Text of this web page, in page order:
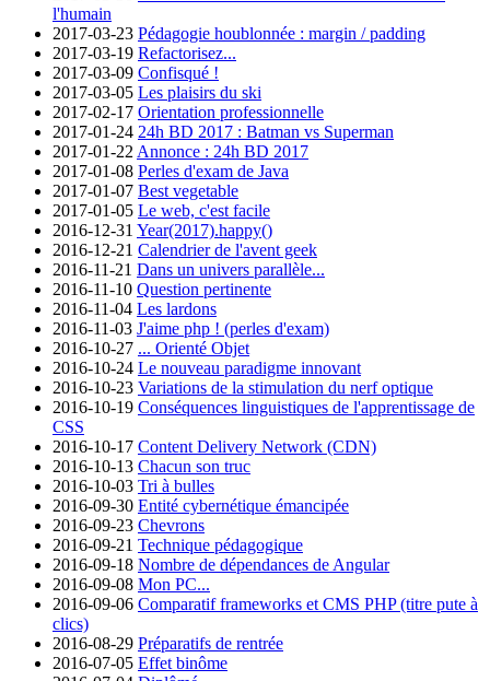
l'humain
2017-03-23 Pédagogie houblonnée : margin / padding
2017-03-19 Refactorisez...
2017-03-09 Confisqué !
2017-03-05 Les plaisirs du ski
2017-02-17 Orientation professionnelle
2017-01-24 24h BD 2017 : Batman vs Superman
2017-01-22 Annonce : 24h BD 2017
2017-01-08 Perles d'exam de Java
2017-01-07 Best vegetable
2017-01-05 Le web, c'est facile
2016-12-31 Year(2017).happy()
2016-12-21 Calendrier de l'avent geek
2016-11-21 Dans un univers parallèle...
2016-11-10 Question pertinente
2016-11-04 Les lardons
2016-11-03 J'aime php ! (perles d'exam)
2016-10-27 ... Orienté Objet
2016-10-24 Le nouveau paradigme innovant
2016-10-23 Variations de la stimulation du nerf optique
2016-10-19 Conséquences linguistiques de l'apprentissage de
CSS
2016-10-17 Content Delivery Network (CDN)
2016-10-13 Chacun son truc
2016-10-03 Tri à bulles
2016-09-30 Entité cybernétique émancipée
2016-09-23 Chevrons
2016-09-21 Technique pédagogique
2016-09-18 Nombre de dépendances de Angular
2016-09-08 Mon PC...
2016-09-06 Comparatif frameworks et CMS PHP (titre pute à
clics)
2016-08-29 Préparatifs de rentrée
2016-07-05 Effet binôme